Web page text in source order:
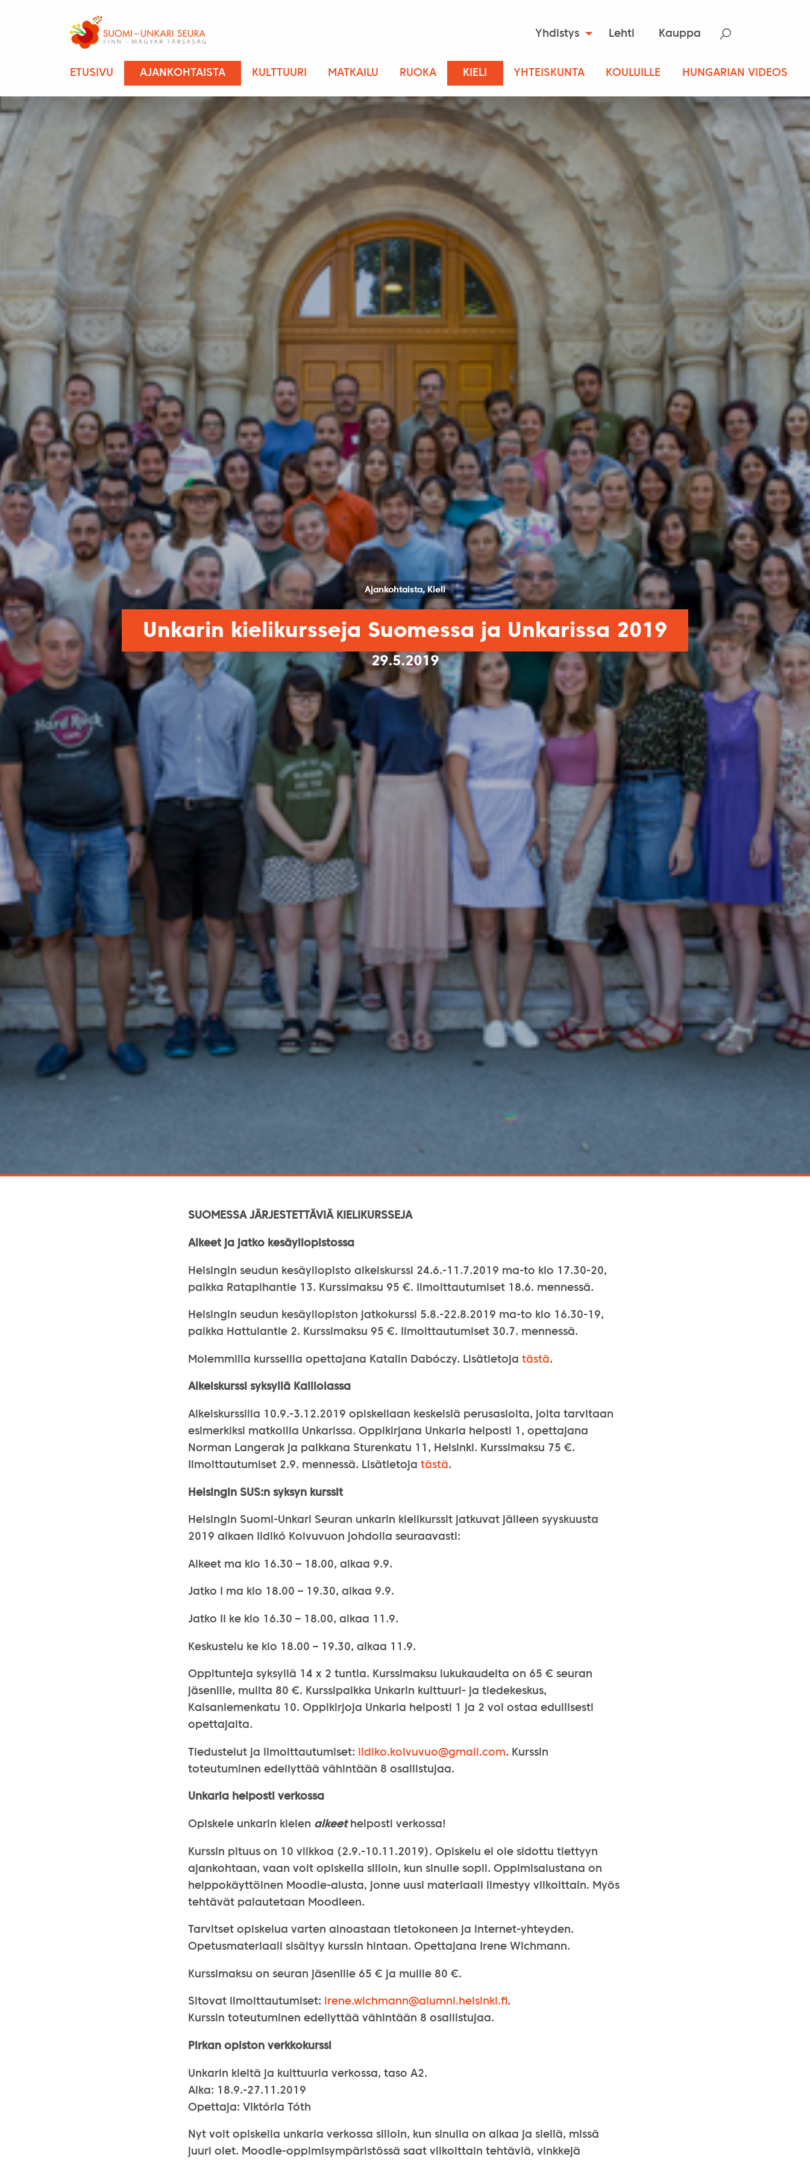
Yhdistys Lehti Kauppa
ETUSIVU AJANKOHTAISTA KULTTUURI MATKAILU RUOKA KIELI YHTEISKUNTA KOULUILLE HUNGARIAN VIDEOS
Ajankohtaista, Kieli
Unkarin kielikursseja Suomessa ja Unkarissa 2019
29.5.2019
SUOMESSA JÄRJESTETTÄVIÄ KIELIKURSSEJA
Alkeet ja jatko kesäyliopistossa
Helsingin seudun kesäyliopisto alkeiskurssi 24.6.-11.7.2019 ma-to klo 17.30-20,
paikka Ratapihantie 13. Kurssimaksu 95 €. Ilmoittautumiset 18.6. mennessä.
Helsingin seudun kesäyliopiston jatkokurssi 5.8.-22.8.2019 ma-to klo 16.30-19,
paikka Hattulantie 2. Kurssimaksu 95 €. Ilmoittautumiset 30.7. mennessä.
Molemmilla kursseilla opettajana Katalin Dabóczy. Lisätietoja tästä.
Alkeiskurssi syksyllä Kalliolassa
Alkeiskurssilla 10.9.-3.12.2019 opiskellaan keskeisiä perusasioita, joita tarvitaan
esimerkiksi matkoilla Unkarissa. Oppikirjana Unkaria helposti 1, opettajana
Norman Langerak ja paikkana Sturenkatu 11, Helsinki. Kurssimaksu 75 €.
Ilmoittautumiset 2.9. mennessä. Lisätietoja tästä.
Helsingin SUS:n syksyn kurssit
Helsingin Suomi-Unkari Seuran unkarin kielikurssit jatkuvat jälleen syyskuusta
2019 alkaen Ildikó Koivuvuon johdolla seuraavasti:
Alkeet ma klo 16.30 – 18.00, alkaa 9.9.
Jatko I ma klo 18.00 – 19.30, alkaa 9.9.
Jatko II ke klo 16.30 – 18.00, alkaa 11.9.
Keskustelu ke klo 18.00 – 19.30, alkaa 11.9.
Oppitunteja syksyllä 14 x 2 tuntia. Kurssimaksu lukukaudelta on 65 € seuran
jäsenille, muilta 80 €. Kurssipaikka Unkarin kulttuuri- ja tiedekeskus,
Kaisaniemenkatu 10. Oppikirjoja Unkaria helposti 1 ja 2 voi ostaa edullisesti
opettajalta.
Tiedustelut ja ilmoittautumiset: ildiko.koivuvuo@gmail.com. Kurssin
toteutuminen edellyttää vähintään 8 osallistujaa.
Unkaria helposti verkossa
Opiskele unkarin kielen alkeet helposti verkossa!
Kurssin pituus on 10 viikkoa (2.9.-10.11.2019). Opiskelu ei ole sidottu tiettyyn
ajankohtaan, vaan voit opiskella silloin, kun sinulle sopii. Oppimisalustana on
helppokäyttöinen Moodle-alusta, jonne uusi materiaali ilmestyy viikoittain. Myös
tehtävät palautetaan Moodleen.
Tarvitset opiskelua varten ainoastaan tietokoneen ja internet-yhteyden.
Opetusmateriaali sisältyy kurssin hintaan. Opettajana Irene Wichmann.
Kurssimaksu on seuran jäsenille 65 € ja muille 80 €.
Sitovat ilmoittautumiset: irene.wichmann@alumni.helsinki.fi.
Kurssin toteutuminen edellyttää vähintään 8 osallistujaa.
Pirkan opiston verkkokurssi
Unkarin kieltä ja kulttuuria verkossa, taso A2.
Aika: 18.9.-27.11.2019
Opettaja: Viktória Tóth
Nyt voit opiskella unkaria verkossa silloin, kun sinulla on aikaa ja siellä, missä
juuri olet. Moodle-oppimisympäristössä saat viikoittain tehtäviä, vinkkejä